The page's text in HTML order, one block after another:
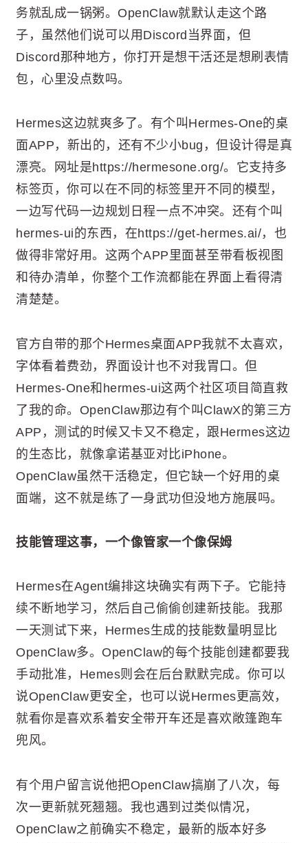
务就乱成一锅粥。OpenClaw就默认走这个路
子，虽然他们说可以用Discord当界面，但
Discord那种地方，你打开是想干活还是想刷表情
包，心里没点数吗。
Hermes这边就爽多了。有个叫Hermes-One的桌
面APP，新出的，还有不少小bug，但设计得是真
漂亮。网址是https://hermesone.org/。它支持多
标签页，你可以在不同的标签里开不同的模型，
一边写代码一边规划日程一点不冲突。还有个叫
hermes-ui的东西，在https://get-hermes.ai/，也
做得非常好用。这两个APP里面甚至带看板视图
和待办清单，你整个工作流都能在界面上看得清
清楚楚。
官方自带的那个Hermes桌面APP我就不太喜欢，
字体看着费劲，界面设计也不对我胃口。但
Hermes-One和hermes-ui这两个社区项目简直救
了我的命。OpenClaw那边有个叫ClawX的第三方
APP，测试的时候又卡又不稳定，跟Hermes这边
的生态比，就像拿诺基亚对比iPhone。
OpenClaw虽然干活稳定，但它缺一个好用的桌
面端，这不就是练了一身武功但没地方施展吗。
技能管理这事，一个像管家一个像保姆
Hermes在Agent编排这块确实有两下子。它能持
续不断地学习，然后自己偷偷创建新技能。我那
一天测试下来，Hermes生成的技能数量明显比
OpenClaw多。OpenClaw的每个技能创建都要我
手动批准，Hemes则会在后台默默完成。你可以
说OpenClaw更安全，也可以说Hermes更高效，
就看你是喜欢系着安全带开车还是喜欢敞篷跑车
兜风。
有个用户留言说他把OpenClaw搞崩了八次，每
次一更新就死翘翘。我也遇到过类似情况，
OpenClaw之前确实不稳定，最新的版本好多